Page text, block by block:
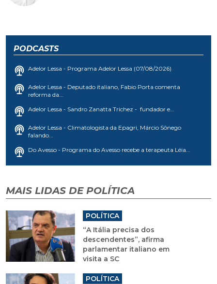
PODCASTS
Adelor Lessa - Programa Adelor Lessa (07/08/2026)
Adelor Lessa - Deputado italiano, Fabio Porta comenta
reforma da...
Adelor Lessa - Sandro Zanatta Trichez - fundador e...
Adelor Lessa - Climatologista da Epagri, Márcio Sônego
falando...
Do Avesso - Programa do Avesso recebe a terapeuta Léia...
MAIS LIDAS DE POLÍTICA
POLÍTICA
“A Itália precisa dos
descendentes”, afirma
parlamentar italiano em
visita a SC
POLÍTICA